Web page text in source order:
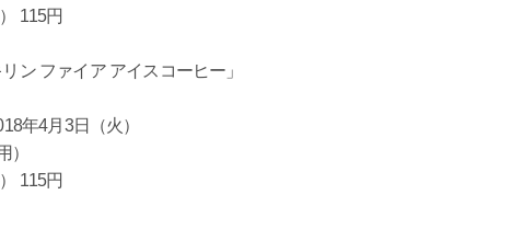
115円
ア アイスコーヒー」
日（火）
）
115円